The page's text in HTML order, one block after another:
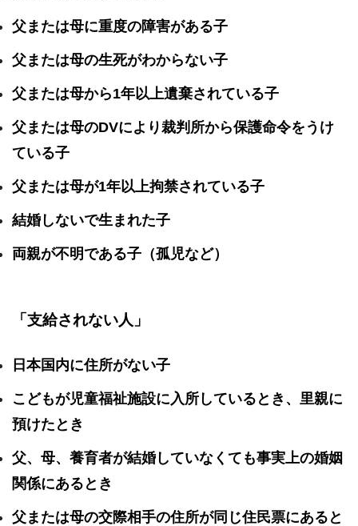
父または母に重度の障害がある子
父または母の生死がわからない子
父または母から1年以上遺棄されている子
父または母のDVにより裁判所から保護命令をうけ
ている子
父または母が1年以上拘禁されている子
結婚しないで生まれた子
両親が不明である子（孤児など）
「支給されない人」
日本国内に住所がない子
こどもが児童福祉施設に入所しているとき、里親に
預けたとき
父、母、養育者が結婚していなくても事実上の婚姻
関係にあるとき
父または母の交際相手の住所が同じ住民票にあると